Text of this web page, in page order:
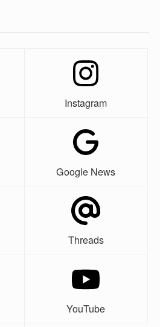
Instagram
Google News
Threads
YouTube